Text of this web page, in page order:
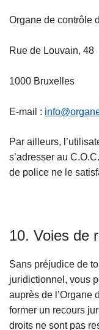
Organe de contrôle
Rue de Louvain,
1000 Bruxelles
E-mail :
Par ailleurs,
s’adresser au
de police ne le
10. Voies de
Sans préjudice de
juridictionnel, vous
auprès de l’Organe
former un recours
droits ne sont pas